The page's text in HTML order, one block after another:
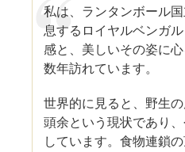
私は、ランタンボール
息するロイヤルベンガ
感と、美しいその姿に
数年訪れています。
世界的に見ると、野生
頭余という現状であり
しています。食物連鎖